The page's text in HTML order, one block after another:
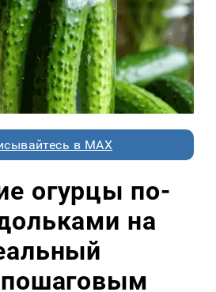
в MAX
огурцы по-
на